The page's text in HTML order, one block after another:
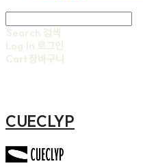
Search 검색
Log In 로그인
Cart장바구니
CUECLYP